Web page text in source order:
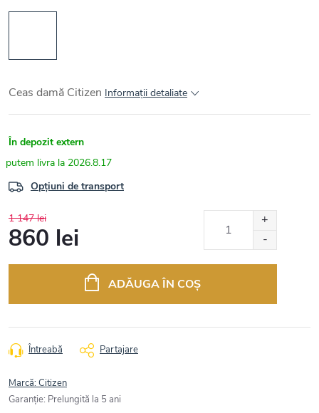
Ceas damă Citizen Informaţii detaliate
În depozit extern
2026.8.17
Opțiuni de transport
1 147 lei
860 lei
ADĂUGA ÎN COŞ
Întreabă Partajare
Marcă:Citizen
Garanţie: Prelungită la 5 ani